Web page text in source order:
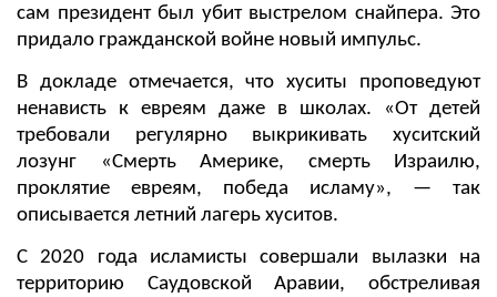
сам президент был убит выстрелом снайпера. Это
придало гражданской войне новый импульс.
В докладе отмечается, что хуситы проповедуют
ненависть к евреям даже в школах. «От детей
требовали регулярно выкрикивать хуситский
лозунг «Смерть Америке, смерть Израилю,
проклятие евреям, победа исламу», — так
описывается летний лагерь хуситов.
С 2020 года исламисты совершали вылазки на
территорию Саудовской Аравии, обстреливая